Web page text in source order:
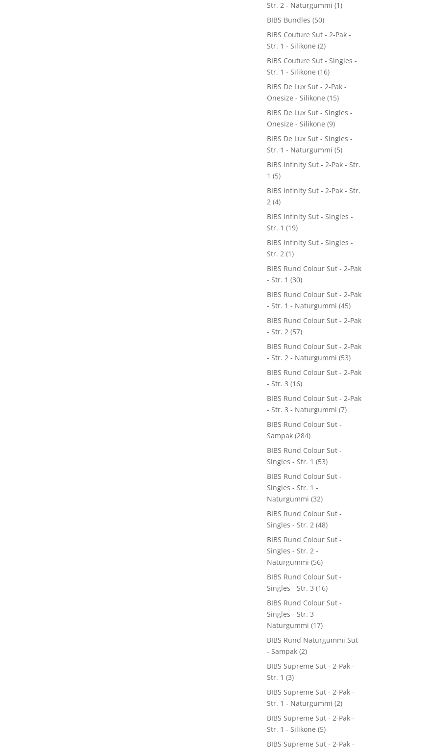
Str. 2 - Naturgummi (1)
BIBS Bundles (50)
BIBS Couture Sut - 2-Pak -
Str. 1 - Silikone (2)
BIBS Couture Sut - Singles -
Str. 1 - Silikone (16)
BIBS De Lux Sut - 2-Pak -
Onesize - Silikone (15)
BIBS De Lux Sut - Singles -
Onesize - Silikone (9)
BIBS De Lux Sut - Singles -
Str. 1 - Naturgummi (5)
BIBS Infinity Sut - 2-Pak - Str.
1 (5)
BIBS Infinity Sut - 2-Pak - Str.
2 (4)
BIBS Infinity Sut - Singles -
Str. 1 (19)
BIBS Infinity Sut - Singles -
Str. 2 (1)
BIBS Rund Colour Sut - 2-Pak
- Str. 1 (30)
BIBS Rund Colour Sut - 2-Pak
- Str. 1 - Naturgummi (45)
BIBS Rund Colour Sut - 2-Pak
- Str. 2 (57)
BIBS Rund Colour Sut - 2-Pak
- Str. 2 - Naturgummi (53)
BIBS Rund Colour Sut - 2-Pak
- Str. 3 (16)
BIBS Rund Colour Sut - 2-Pak
- Str. 3 - Naturgummi (7)
BIBS Rund Colour Sut -
Sampak (284)
BIBS Rund Colour Sut -
Singles - Str. 1 (53)
BIBS Rund Colour Sut -
Singles - Str. 1 -
Naturgummi (32)
BIBS Rund Colour Sut -
Singles - Str. 2 (48)
BIBS Rund Colour Sut -
Singles - Str. 2 -
Naturgummi (56)
BIBS Rund Colour Sut -
Singles - Str. 3 (16)
BIBS Rund Colour Sut -
Singles - Str. 3 -
Naturgummi (17)
BIBS Rund Naturgummi Sut
- Sampak (2)
BIBS Supreme Sut - 2-Pak -
Str. 1 (3)
BIBS Supreme Sut - 2-Pak -
Str. 1 - Naturgummi (2)
BIBS Supreme Sut - 2-Pak -
Str. 1 - Silikone (5)
BIBS Supreme Sut - 2-Pak -